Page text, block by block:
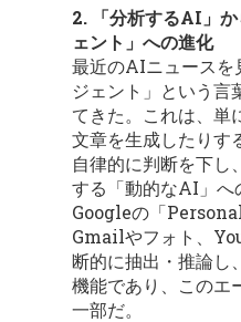
2. 「分析するAI」
ェント」への進化
最近のAIニュース
ジェント」という言
てきた。これは、単
文章を生成したりす
自律的に判断を下し
する「動的なAI」へ
Googleの「
Gmailやフォト、
断的に抽出・推論し
機能であり、このエ
一部だ。